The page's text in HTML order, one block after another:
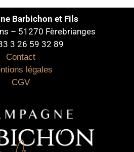
Barbichon et Fils
– 51270 Fèrebrianges
3 26 59 32 89
Contact
légales
CGV